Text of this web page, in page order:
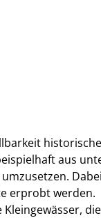
aus
erprobt werden.